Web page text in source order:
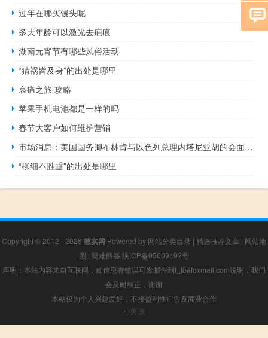
过年在哪买馒头呢
多大年龄可以激光去疤痕
湖南元宵节有哪些风俗活动
“猜祸皆及身”的出处是哪里
哀痛之旅 攻略
苹果手机电池都是一样的吗
春节大客户如何维护营销
市场消息：美国国务卿布林肯与以色列总理内塔尼亚胡的会面持续了7.5个小时
“柳细不胜垂”的出处是哪里
Copyright © 2012 - 2026 敦实网 Powered by 网站分类目录 | 精选推荐文章 | 网站地
图 | 疑难解答 陕ICP备05009492号
声明：本站内容来自互联网，如信息有错误可发邮件到f_fb#foxmail.com说明，我们
会及时纠正，谢谢
本站仅为个人兴趣爱好，不接盈利性广告及商业合作
小男孩